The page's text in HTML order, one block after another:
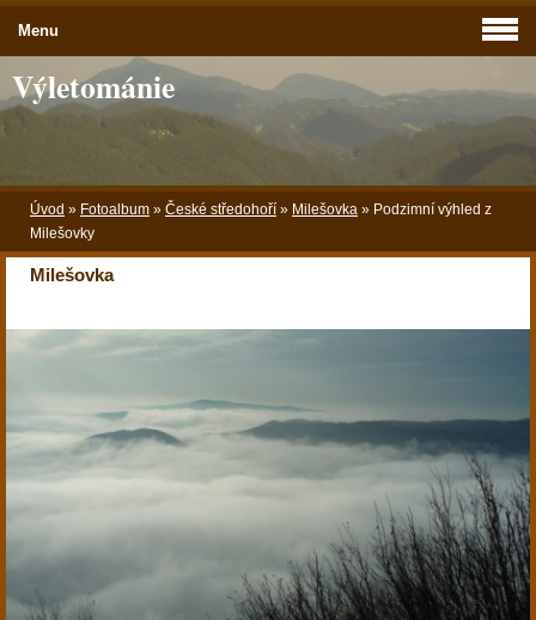
Výletománie
Úvod » Fotoalbum » České středohoří » Milešovka » Podzimní výhled z
Milešovky
Milešovka
Menu